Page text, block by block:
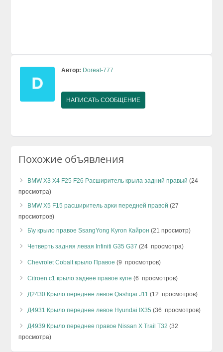
Автор: Doreal-777
НАПИСАТЬ СООБЩЕНИЕ
Похожие объявления
BMW X3 X4 F25 F26 Расширитель крыла задний правый (24
просмотра)
BMW X5 F15 расширитель арки передней правой (27
просмотров)
Б\у крыло правое SsangYong Kyron Кайрон (21 просмотр)
Четверть задняя левая Infiniti G35 G37 (24 просмотра)
Chevrolet Cobalt крыло Правое (9 просмотров)
Citroen c1 крыло заднее правое купе (6 просмотров)
Д2430 Крыло переднее левое Qashqai J11 (12 просмотров)
Д4931 Крыло переднее левое Hyundai IX35 (36 просмотров)
Д4939 Крыло переднее правое Nissan X Trail T32 (32
просмотра)